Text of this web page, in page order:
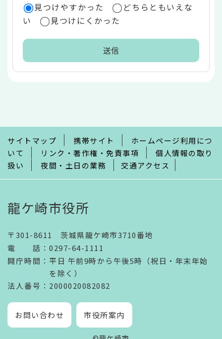
見つけやすかった
どちらともいえな
い
見つけにくかった
で
サイトマップ 携帯サイト
ホームページ利用につ
いて
リンク・著作権・免責事項
個人情報の取り
扱い
夜間・土日の業務 交通アクセス
龍ケ崎市役所
〒301-8611 茨城県龍ケ崎市3710番地
電話 ： 0297-64-1111
開庁時間 ： 平日 午前9時から午後5時（祝日・年末年始
を除く）
法人番号 ：2000020082082
お問い合わせ 市役所案内